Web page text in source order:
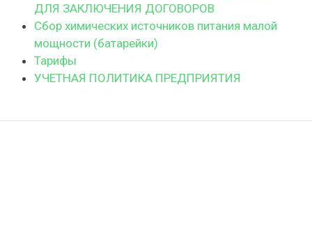
ДЛЯ ЗАКЛЮЧЕНИЯ ДОГОВОРОВ
Сбор химических источников питания малой
мощности (батарейки)
Тарифы
УЧЕТНАЯ ПОЛИТИКА ПРЕДПРИЯТИЯ